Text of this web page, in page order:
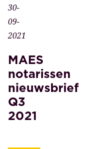
30-
09-
2021
MAES
notarissen
nieuwsbrief
Q3
2021